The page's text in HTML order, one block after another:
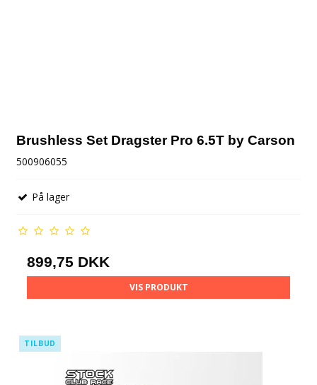
Brushless Set Dragster Pro 6.5T by Carson
500906055
På lager
899,75 DKK
VIS PRODUKT
TILBUD